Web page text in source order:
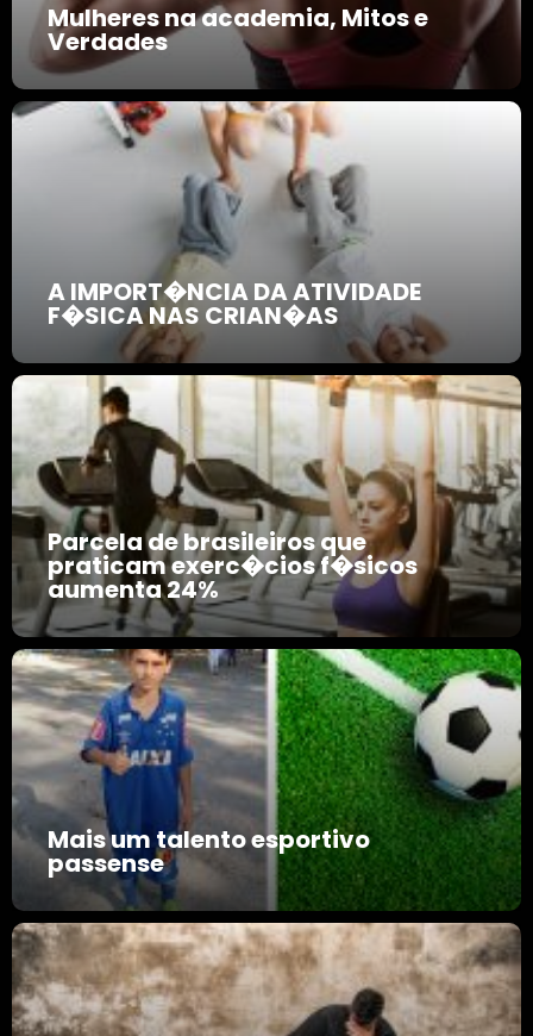
Mulheres na academia, Mitos e
Verdades
A IMPORT�NCIA DA ATIVIDADE
F�SICA NAS CRIAN�AS
Parcela de brasileiros que
praticam exerc�cios f�sicos
aumenta 24%
Mais um talento esportivo
passense